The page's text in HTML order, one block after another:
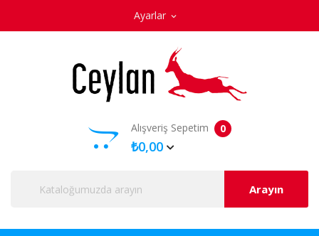
Ayarlar expand_more
Alışveriş Sepetim 0
₺0,00
Arayın